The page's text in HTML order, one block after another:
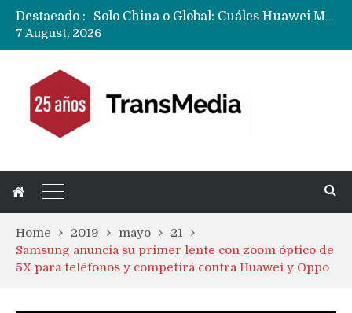
Destacado :
Data Centers de Huawei en Chile, México, Brasil,Perú y Argentina podrían verse afectados por arremetida de EE.UU
7 August, 2026
Home 2019 mayo
21
Samsung anuncia su primer lente con zoom óptico de
5X para teléfonos y competirá contra Huawei y Oppo